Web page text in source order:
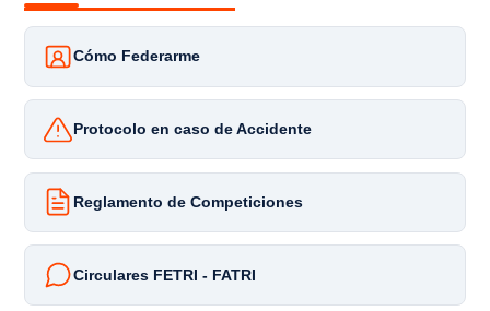
Cómo Federarme
Protocolo en caso de Accidente
Reglamento de Competiciones
Circulares FETRI - FATRI